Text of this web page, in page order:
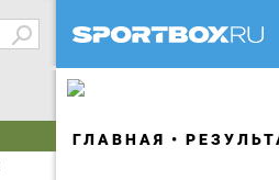
ГЛАВНАЯ